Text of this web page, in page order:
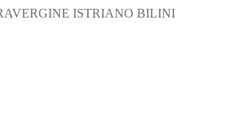
ISTRIANO BILINI